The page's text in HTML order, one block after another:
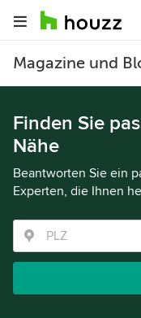
Magazine und
Finden Sie
Nähe
Beantworten Sie ein
Experten, die Ihnen